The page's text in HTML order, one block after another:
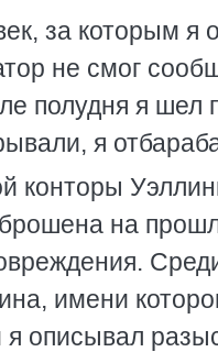
за которым я
не смог
полудня я шел
я
конторы
на
имени
я описывал